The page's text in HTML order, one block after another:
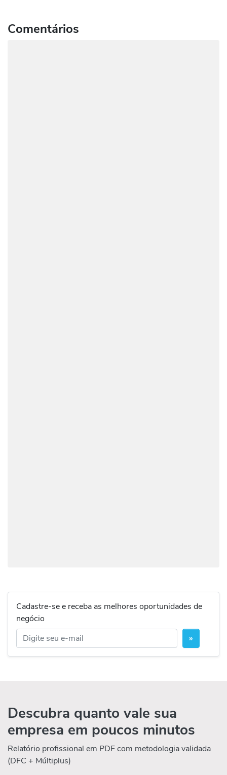
Comentários
Cadastre-se e receba as melhores oportunidades de
negócio
»
Descubra quanto vale sua
empresa em poucos minutos
Relatório profissional em PDF com metodologia validada
(DFC + Múltiplus)